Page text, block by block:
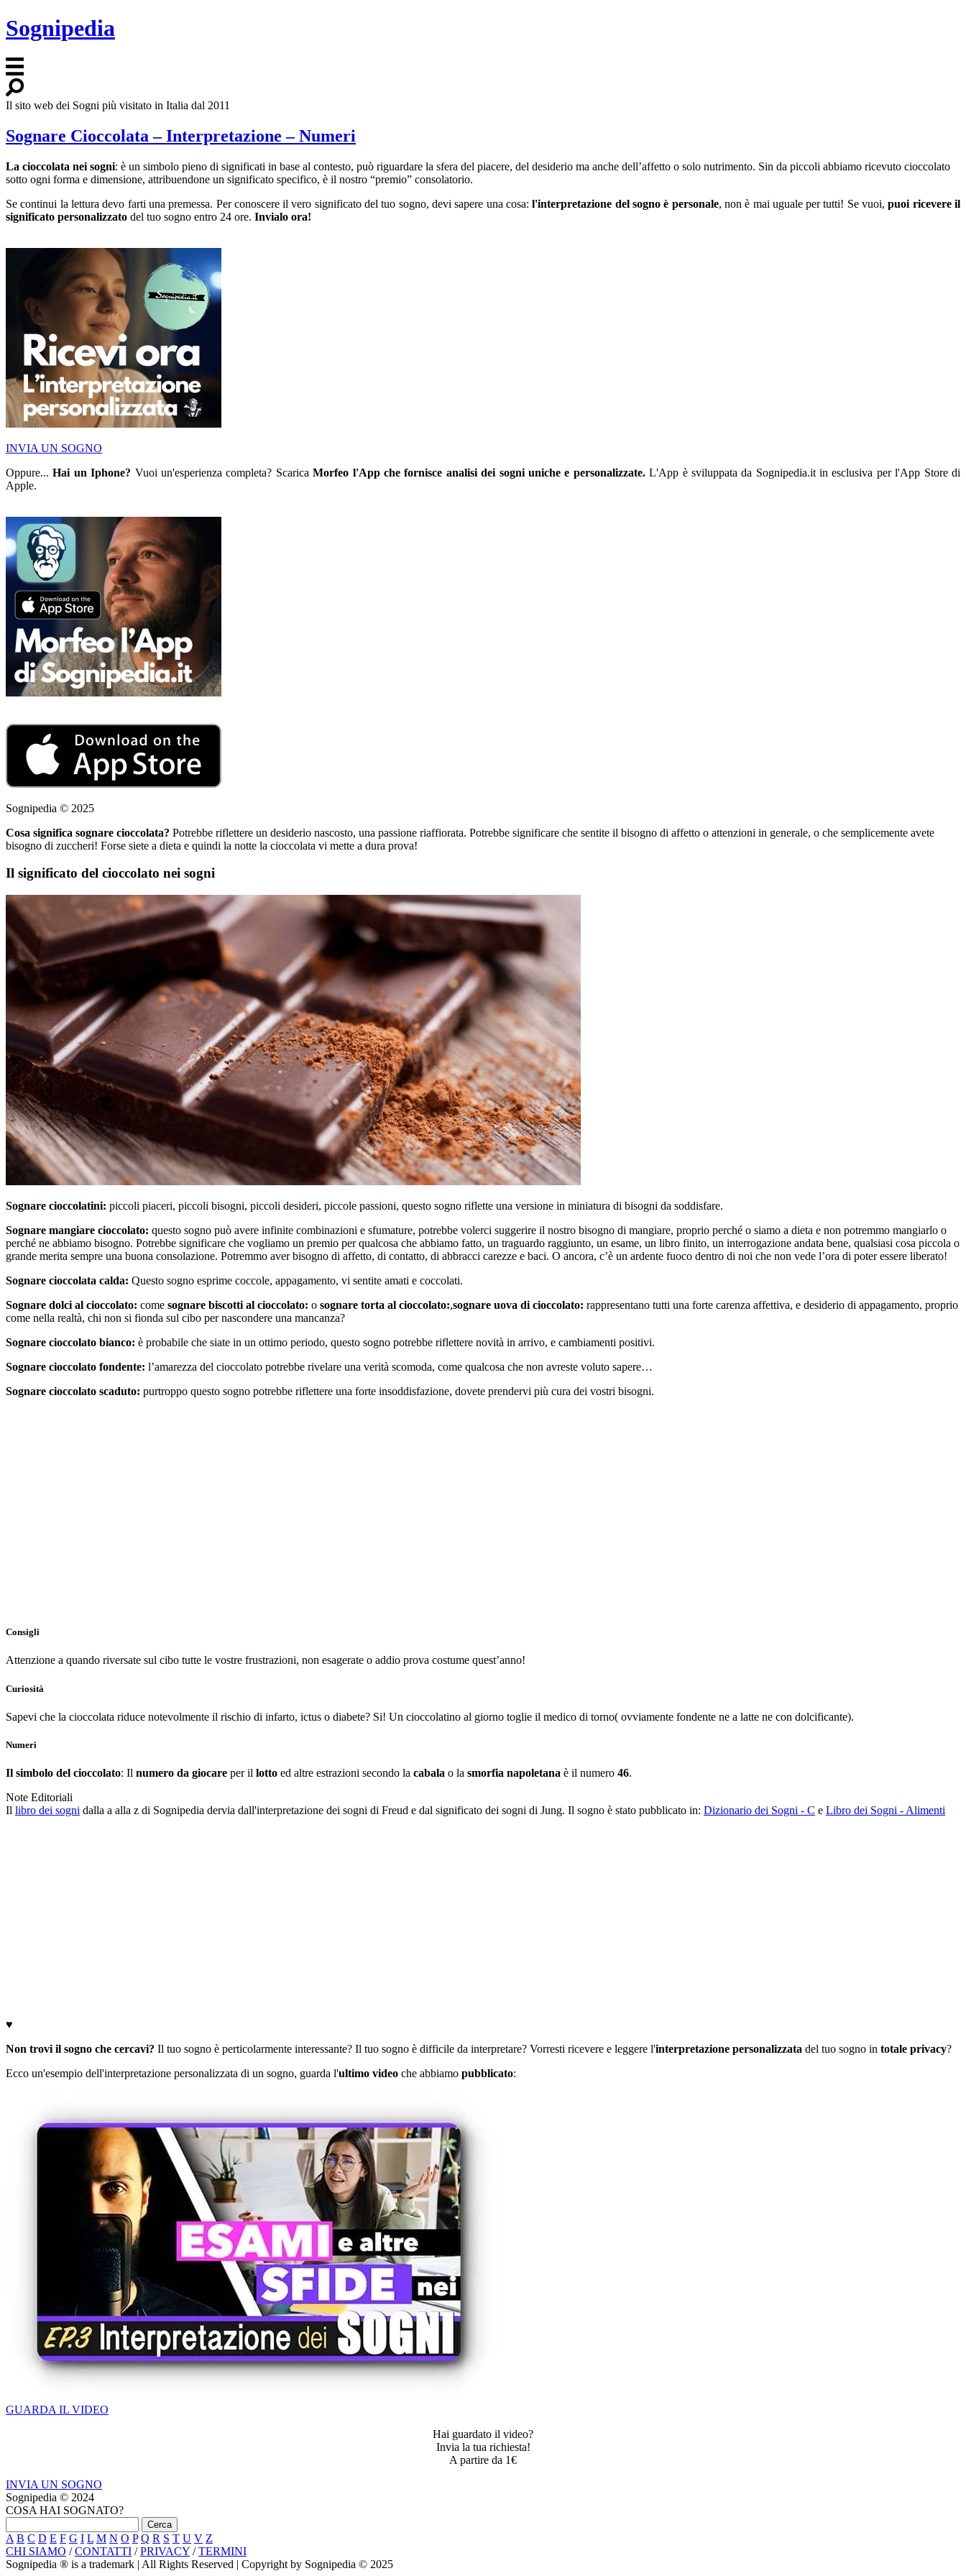
Sognipedia
Il sito web dei Sogni più visitato in Italia dal 2011
Sognare Cioccolata – Interpretazione – Numeri
La cioccolata nei sogni: è un simbolo pieno di significati in base al contesto, può riguardare la sfera del piacere, del desiderio ma anche dell’affetto o solo nutrimento. Sin da piccoli abbiamo ricevuto cioccolato
sotto ogni forma e dimensione, attribuendone un significato specifico, è il nostro “premio” consolatorio.
Se continui la lettura devo farti una premessa. Per conoscere il vero significato del tuo sogno, devi sapere una cosa:l'interpretazione del sogno è personale, non è mai uguale per tutti! Se vuoi,puoi ricevere il
significato personalizzato del tuo sogno entro 24 ore. Invialo ora!
INVIA UN SOGNO
Oppure...Hai un Iphone? Vuoi un'esperienza completa? ScaricaMorfeo l'App che fornisce analisi dei sogni uniche e personalizzate.L'App è sviluppata da Sognipedia.it in esclusiva per l'App Store di
Apple.
Sognipedia © 2025
Cosa significa sognare cioccolata? Potrebbe riflettere un desiderio nascosto, una passione riaffiorata. Potrebbe significare che sentite il bisogno di affetto o attenzioni in generale, o che semplicemente avete
bisogno di zuccheri! Forse siete a dieta e quindi la notte la cioccolata vi mette a dura prova!
Il significato del cioccolato nei sogni
Sognare cioccolatini: piccoli piaceri, piccoli bisogni, piccoli desideri, piccole passioni, questo sogno riflette una versione in miniatura di bisogni da soddisfare.
Sognare mangiare cioccolato: questo sogno può avere infinite combinazioni e sfumature, potrebbe volerci suggerire il nostro bisogno di mangiare, proprio perché o siamo a dieta e non potremmo mangiarlo o
perché ne abbiamo bisogno. Potrebbe significare che vogliamo un premio per qualcosa che abbiamo fatto, un traguardo raggiunto, un esame, un libro finito, un interrogazione andata bene, qualsiasi cosa piccola o
grande merita sempre una buona consolazione. Potremmo aver bisogno di affetto, di contatto, di abbracci carezze e baci. O ancora, c’è un ardente fuoco dentro di noi che non vede l’ora di poter essere liberato!
Sognare cioccolata calda: Questo sogno esprime coccole, appagamento, vi sentite amati e coccolati.
Sognare dolci al cioccolato: come sognare biscotti al cioccolato: o sognare torta al cioccolato:,sognare uova di cioccolato: rappresentano tutti una forte carenza affettiva, e desiderio di appagamento, proprio
come nella realtà, chi non si fionda sul cibo per nascondere una mancanza?
Sognare cioccolato bianco: è probabile che siate in un ottimo periodo, questo sogno potrebbe riflettere novità in arrivo, e cambiamenti positivi.
Sognare cioccolato fondente: l’amarezza del cioccolato potrebbe rivelare una verità scomoda, come qualcosa che non avreste voluto sapere…
Sognare cioccolato scaduto: purtroppo questo sogno potrebbe riflettere una forte insoddisfazione, dovete prendervi più cura dei vostri bisogni.
Consigli
Attenzione a quando riversate sul cibo tutte le vostre frustrazioni, non esagerate o addio prova costume quest’anno!
Curiosità
Sapevi che la cioccolata riduce notevolmente il rischio di infarto, ictus o diabete? Si! Un cioccolatino al giorno toglie il medico di torno( ovviamente fondente ne a latte ne con dolcificante).
Numeri
Il simbolo del cioccolato: Il numero da giocare per il lotto ed altre estrazioni secondo la cabala o la smorfia napoletana è il numero 46.
Note Editoriali
Il libro dei sogni dalla a alla z di Sognipedia dervia dall'interpretazione dei sogni di Freud e dal significato dei sogni di Jung. Il sogno è stato pubblicato in: Dizionario dei Sogni - C e Libro dei Sogni - Alimenti
♥
Non trovi il sogno che cercavi? Il tuo sogno è perticolarmente interessante? Il tuo sogno è difficile da interpretare? Vorresti ricevere e leggere l'interpretazione personalizzata del tuo sogno in totale privacy?
Ecco un'esempio dell'interpretazione personalizzata di un sogno, guarda l'ultimo video che abbiamo pubblicato:
GUARDA IL VIDEO
Hai guardato il video?
Invia la tua richiesta!
A partire da 1€
INVIA UN SOGNO
Sognipedia © 2024
COSA HAI SOGNATO?
A B C D E F G I L M N O P Q R S T U V Z
CHI SIAMO /CONTATTI /PRIVACY /TERMINI
Sognipedia ® is a trademark | All Rights Reserved | Copyright by Sognipedia © 2025